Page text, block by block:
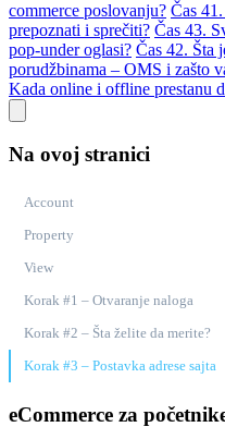
commerce poslovanju? Čas
prepoznati i sprečiti? Čas 43.
pop-under oglasi? Čas 42. Šta
porudžbinama – OMS i zašto
Kada online i offline prestanu
Na ovoj stranici
Account
Property
View
Korak #1 – Otvaranje naloga
Korak #2 – Šta želite da merite?
Korak #3 – Postavka adrese sajta
eCommerce za